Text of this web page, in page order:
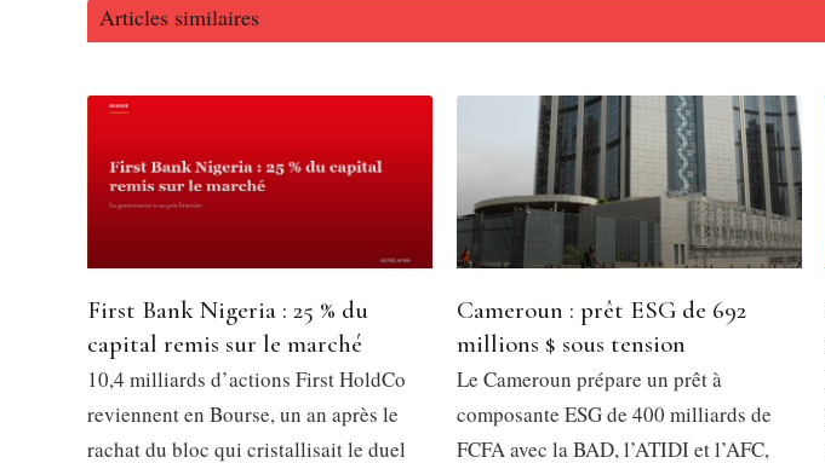
Articles similaires
First Bank Nigeria : 25 % du
capital remis sur le marché
10,4 milliards d’actions First HoldCo
reviennent en Bourse, un an après le
rachat du bloc qui cristallisait le duel
Cameroun : prêt ESG de 692
millions $ sous tension
Le Cameroun prépare un prêt à
composante ESG de 400 milliards de
FCFA avec la BAD, l’ATIDI et l’AFC,